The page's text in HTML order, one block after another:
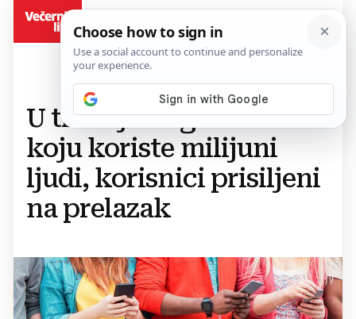
U travnju se gasi mreža
koju koriste milijuni
ljudi, korisnici prisiljeni
na prelazak